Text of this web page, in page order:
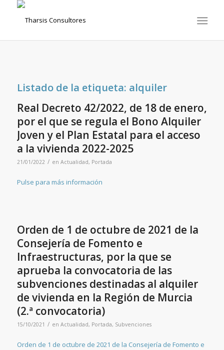
Listado de la etiqueta: alquiler
Real Decreto 42/2022, de 18 de enero,
por el que se regula el Bono Alquiler
Joven y el Plan Estatal para el acceso
a la vivienda 2022-2025
21/01/2022 / en Actualidad, Portada
Pulse para más información
Orden de 1 de octubre de 2021 de la
Consejería de Fomento e
Infraestructuras, por la que se
aprueba la convocatoria de las
subvenciones destinadas al alquiler
de vivienda en la Región de Murcia
(2.ª convocatoria)
15/10/2021 / en Actualidad, Portada, Subvenciones
Orden de 1 de octubre de 2021 de la Consejería de Fomento e